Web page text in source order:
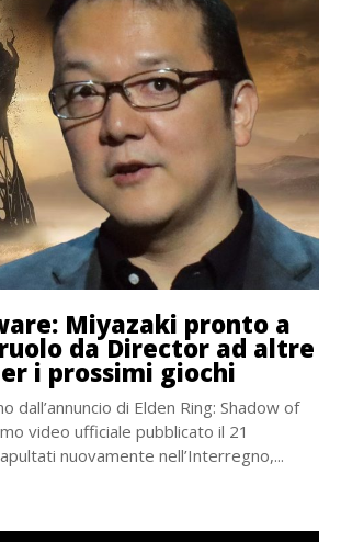
Miyazaki pronto a
da Director ad altre
i prossimi giochi
dall’annuncio di Elden Ring: Shadow of
video ufficiale pubblicato il 21
nuovamente nell’Interregno,...